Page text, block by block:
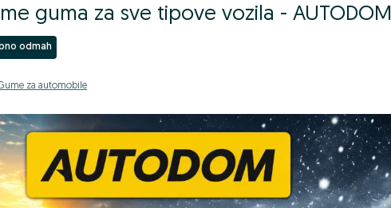
guma za sve tipove vozila - AUTODOM
odmah
za automobile